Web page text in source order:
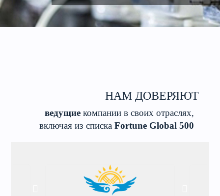
НАМ ДОВЕРЯЮТ
ведущие компании в своих отраслях,
включая из спискаFortune Global 500